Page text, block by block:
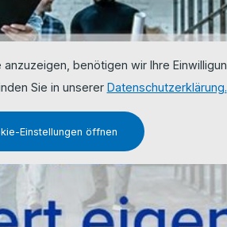
benötigen wir Ihre
Sie in unserer Datenschutzerklärung.
Einstellungen öffnen